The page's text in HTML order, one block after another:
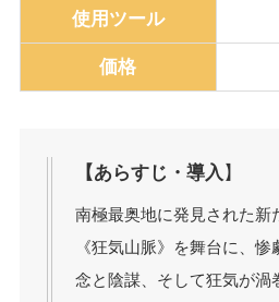
使用ツール
価格
【あらすじ・導入 】
南極最奥地に発見された新
《狂気山脈》を舞台に、
念と陰謀、そして狂気が渦